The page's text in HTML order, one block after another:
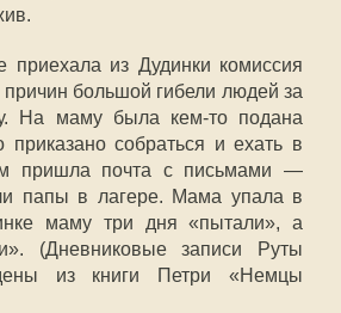
приехала из Дудинки комиссия
большой гибели людей за
На маму была кем-то подана
собраться и ехать в
пришла почта с письмами —
папы в лагере. Мама упала в
маму три дня «пытали», а
(Дневниковые записи Руты
из книги Петри «Немцы